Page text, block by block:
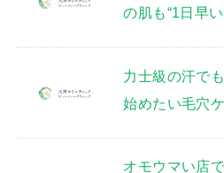
の肌も“1日早
力士級の汗で
始めたい毛穴
オモウマい店